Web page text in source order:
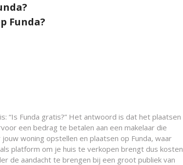
Funda?
“Is Funda gratis?” Het antwoord is dat het plaatsen
een bedrag te betalen aan een makelaar die
woning opstellen en plaatsen op Funda, waar
platform om je huis te verkopen brengt dus kosten
de aandacht te brengen bij een groot publiek van